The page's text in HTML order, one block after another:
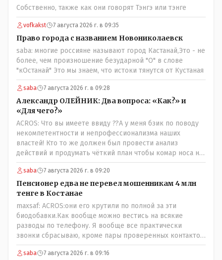
Собственно, также как они говорят Тэнгэ или тэнге
vofkakst 7 августа 2026 г. в 09:35
Право города с названием Новониколаевск
saba: многие россияне называют город Кастанай,Это - не
более, чем произношение безударной "О" в слове
"кОстанай" Это мы знаем, что истоки тянутся от Кустаная
saba 7 августа 2026 г. в 09:28
Александр ОЛЕЙНИК: Два вопроса: «Как?» и
«Для чего?»
ACROS: Что вы имеете ввиду ??А у меня бзик по поводу
некомпетентности и непрофессионализма наших
властей! Кто то же должен был провести анализ
действий и продумать чёткий план чтобы комар носа не
подточил! Но тут явно спешили, а в аналитическом
центре либо кто то из родственников сидит, либо
ведущий специалист на Мальдивы уехал, либо всё
вместе! Пока прокатывает по вышеизложенным Вами
причинам, просто обстоятельства немного меняются по
сравнению с Назарбаевскими временами, власти
решили пощупать кошелёк населения, а это уже
неизвестная в уравнении взаимоотношений власти и
народа! Тут бы как раз специалист-аналитик и
пригодился бы!
saba 7 августа 2026 г. в 09:20
Пенсионер едва не перевел мошенникам 4 млн
тенге в Костанае
maxsaf: ACROS:они его крутили по полной за эти
биодобавки.Как вообще можно вестись на всякие
разводы по телефону. Я вообще все практически
звонки сбрасываю, кроме пары проверенных контактов.
Один раз мне мой банк позвонил, не мошенники. Я
приехал туда, в банк, нашел того, кто мне звонил,
saba 7 августа 2026 г. в 09:16